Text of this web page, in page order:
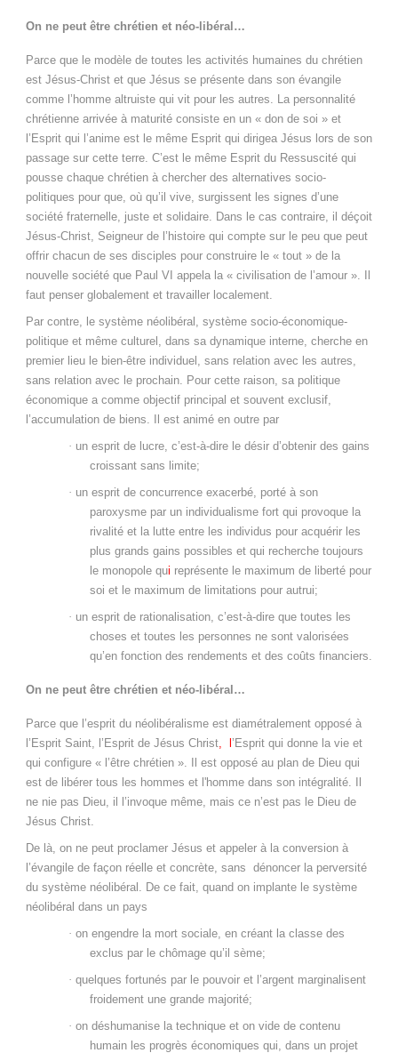
On ne peut être chrétien et néo-libéral…
Parce que le modèle de toutes les activités humaines du chrétien
est Jésus-Christ et que Jésus se présente dans son évangile
comme l’homme altruiste qui vit pour les autres. La personnalité
chrétienne arrivée à maturité consiste en un « don de soi » et
l’Esprit qui l’anime est le même Esprit qui dirigea Jésus lors de son
passage sur cette terre. C’est le même Esprit du Ressuscité qui
pousse chaque chrétien à chercher des alternatives socio-
politiques pour que, où qu’il vive, surgissent les signes d’une
société fraternelle, juste et solidaire. Dans le cas contraire, il déçoit
Jésus-Christ, Seigneur de l’histoire qui compte sur le peu que peut
offrir chacun de ses disciples pour construire le « tout » de la
nouvelle société que Paul VI appela la « civilisation de l’amour ». Il
faut penser globalement et travailler localement.
Par contre, le système néolibéral, système socio-économique-
politique et même culturel, dans sa dynamique interne, cherche en
premier lieu le bien-être individuel, sans relation avec les autres,
sans relation avec le prochain. Pour cette raison, sa politique
économique a comme objectif principal et souvent exclusif,
l’accumulation de biens. Il est animé en outre par
· un esprit de lucre, c’est-à-dire le désir d’obtenir des gains
croissant sans limite;
· un esprit de concurrence exacerbé, porté à son
paroxysme par un individualisme fort qui provoque la
rivalité et la lutte entre les individus pour acquérir les
plus grands gains possibles et qui recherche toujours
le monopole qui représente le maximum de liberté pour
soi et le maximum de limitations pour autrui;
· un esprit de rationalisation, c’est-à-dire que toutes les
choses et toutes les personnes ne sont valorisées
qu’en fonction des rendements et des coûts financiers.
On ne peut être chrétien et néo-libéral…
Parce que l’esprit du néolibéralisme est diamétralement opposé à
l’Esprit Saint, l’Esprit de Jésus Christ
’Esprit qui donne la vie et
qui configure « l’être chrétien ». Il est opposé au plan de Dieu qui
est de libérer tous les hommes et l'homme dans son intégralité. Il
ne nie pas Dieu, il l’invoque même, mais ce n’est pas le Dieu de
Jésus Christ.
De là, on ne peut proclamer Jésus et appeler à la conversion à
l’évangile de façon réelle et concrète, sans dénoncer la perversité
du système néolibéral. De ce fait, quand on implante le système
néolibéral dans un pays
· on engendre la mort sociale, en créant la classe des
exclus par le chômage qu’il sème;
· quelques fortunés par le pouvoir et l’argent marginalisent
froidement une grande majorité;
· on déshumanise la technique et on vide de contenu
humain les progrès économiques qui, dans un projet